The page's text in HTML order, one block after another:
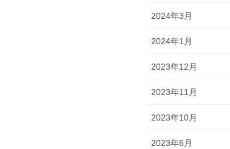
2024年3月
2024年1月
2023年12月
2023年11月
2023年10月
2023年6月